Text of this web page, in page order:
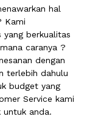
hal
Kami
berkualitas
caranya ?
dengan
terlebih dahulu
budget yang
Service kami
untuk anda.